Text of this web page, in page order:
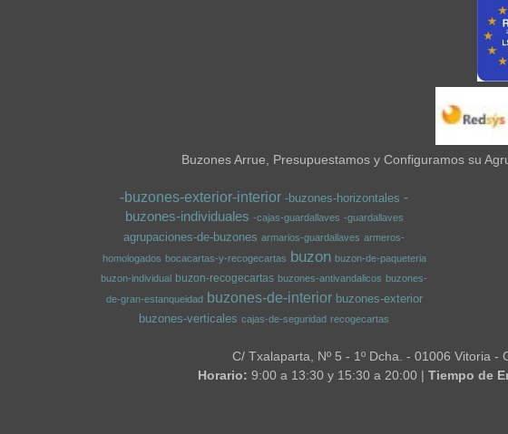
Buzones Arrue, Presupuestamos y Configuramos su
-buzones-exterior-interior -buzones-horizontales -
buzones-individuales -cajas-guardallaves -guardallaves
agrupaciones-de-buzones armarios-guardallaves armeros-
homologados bocacartas-y-recogecartas buzon buzon-de-paqueteria
buzon-individual buzon-recogecartas buzones-antivandalicos buzones-
de-gran-estanqueidad buzones-de-interior buzones-exterior
buzones-verticales cajas-de-seguridad recogecartas
C/ Txalaparta, Nº 5 - 1º Dcha. - 01006 Vitoria
Horario:9:00 a 13:30 y 15:30 a 20:00 |Tiempo de